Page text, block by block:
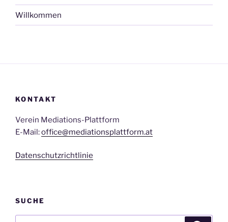
Willkommen
KONTAKT
Verein Mediations-Plattform
E-Mail:office@mediationsplattform.at
Datenschutzrichtlinie
SUCHE